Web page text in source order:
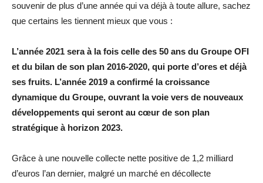
souvenir de plus d’une année qui va déjà à toute allure, sachez
que certains les tiennent mieux que vous :
L’année 2021 sera à la fois celle des 50 ans du Groupe OFI
et du bilan de son plan 2016-2020, qui porte d’ores et déjà
ses fruits. L’année 2019 a confirmé la croissance
dynamique du Groupe, ouvrant la voie vers de nouveaux
développements qui seront au cœur de son plan
stratégique à horizon 2023.
Grâce à une nouvelle collecte nette positive de 1,2 milliard
d’euros l’an dernier, malgré un marché en décollecte